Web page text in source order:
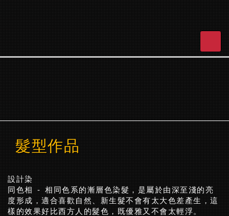
Toggle
髮型作品
設計染
同色相 - 相同色系的漸層色染髮，是屬於由深至淺的亮
度形成，適合喜歡自然、新生髮不會有太大色差產生，這
樣的效果好比西方人的髮色，既優雅又不會太輕浮。